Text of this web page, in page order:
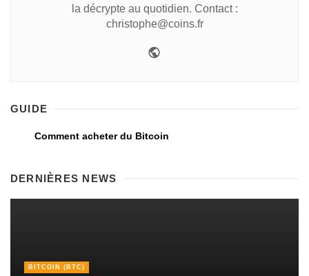
la décrypte au quotidien. Contact :
christophe@coins.fr
GUIDE
Comment acheter du Bitcoin
DERNIÈRES NEWS
BITCOIN (BTC)